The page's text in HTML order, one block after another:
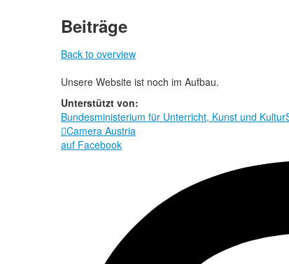
Beiträge
Back to overview
Unsere Website ist noch im Aufbau.
Unterstützt von:
Bundesministerium für Unterricht, Kunst und Kultur
Camera Austria
auf Facebook